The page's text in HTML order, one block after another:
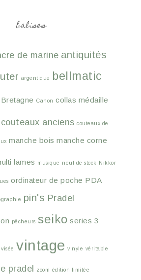
balises
de marine antiquités
argentique
bellmatic
Bretagne Canon collas médaille
couteaux anciens couteaux de
manche bois manche corne
lames musique neuf de stock Nikkor
ordinateur de poche PDA
pin's Pradel
pêcheurs seiko series 3
vintage vinyle véritable
pradel zoom édition limitée